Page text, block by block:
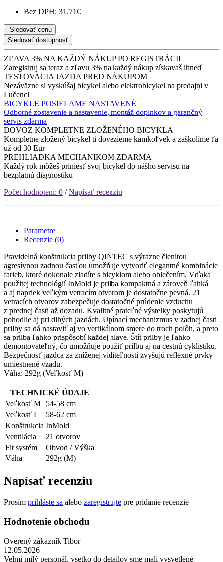
Bez DPH: 31.71€
Sledovať cenu
Sledovať dostupnosť
ZĽAVA 3% NA KAŽDÝ NÁKUP PO REGISTRÁCII
Zaregistruj sa teraz a zľavu 3% na každý nákup získavaš ihneď
TESTOVACIA JAZDA PRED NÁKUPOM
Nezáväzne si vyskúšaj bicykel alebo elektrobicykel na predajni v
Lučenci
BICYKLE POSIELAME NASTAVENÉ
Odborné zostavenie a nastavenie, montáž doplnkov a garančný
servis zdarma
DOVOZ KOMPLETNE ZLOŽENÉHO BICYKLA
Kompletne zložený bicykel ti dovezieme kamkoľvek a zaškolíme ťa
už od 30 Eur
PREHLIADKA MECHANIKOM ZDARMA
Každý rok môžeš priniesť svoj bicykel do nášho servisu na
bezplatnú diagnostiku
Počet hodnotení: 0 /Napísať recenziu
Parametre
Recenzie (0)
Pravidelná konštrukcia prilby QINTEC s výrazne členitou
agresívnou zadnou časťou umožňuje vytvoriť elegantné kombinácie
farieb, ktoré dokonale zladíte s bicyklom alebo oblečením. Vďaka
použitej technológií InMold je prilba kompaktná a zároveň ľahká
a aj napriek veľkým vetracím otvorom je dostatočne pevná. 21
vetracích otvorov zabezpečuje dostatočné prúdenie vzduchu
z prednej časti až dozadu. Kvalitné prateľné výstelky poskytujú
pohodlie aj pri dlhých jazdách. Upínací mechanizmus v zadnej časti
prilby sa dá nastaviť aj vo vertikálnom smere do troch polôh, a preto
sa prilba ľahko prispôsobí každej hlave. Štít prilby je ľahko
demontovateľný, čo umožňuje použiť prilbu aj na cestnú cyklistiku.
Bezpečnosť jazdca za zníženej viditeľnosti zvyšujú reflexné prvky
umiestnené vzadu.
Váha: 292g (Veľkosť M)
TECHNICKÉ ÚDAJE
Veľkosť M
54-58 cm
Veľkosť L
58-62 cm
Konštrukcia InMold
Ventilácia
21 otvorov
Fit systém
Obvod / Výška
Váha
292g (M)
Napísať recenziu
Prosím prihláste sa alebo zaregistrujte pre pridanie recenzie
Hodnotenie obchodu
Overený zákazník Tibor
12.05.2026
Velmi milý personál, vsetko do detailov sme mali vysvetlené